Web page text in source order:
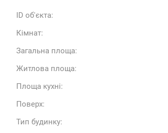
ID об'єкта:
Кімнат:
Загальна площа:
Житлова площа:
Площа кухні:
Поверх:
Тип будинку: